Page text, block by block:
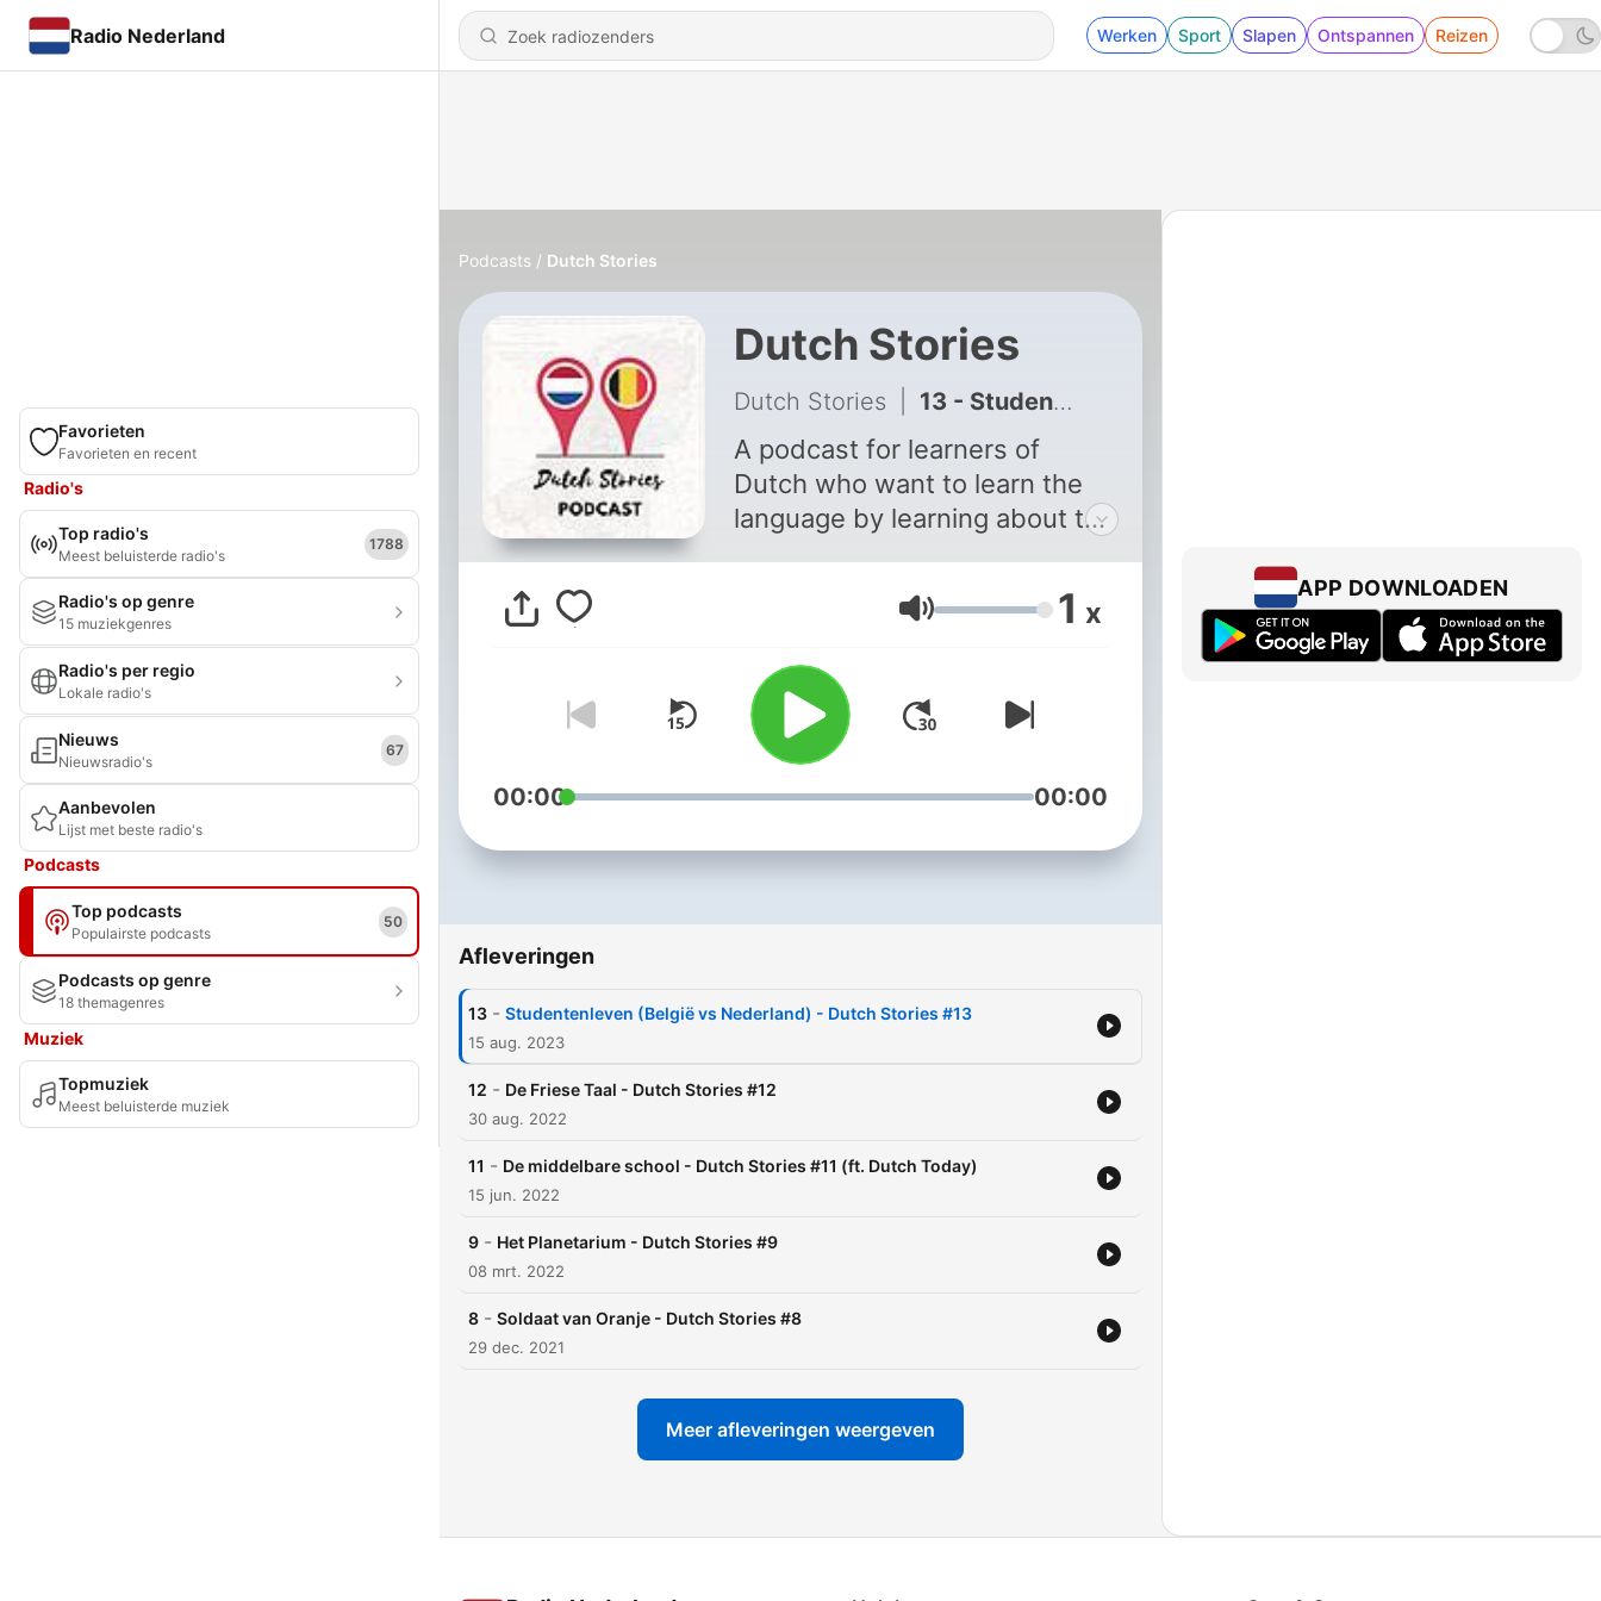
Radio Nederland Werken Sport Slapen Ontspannen Reizen
Favorieten
Favorieten en recent
Radio's
Top radio's
Meest beluisterde radio's
1788
Radio's op genre
15 muziekgenres
Radio's per regio
Lokale radio's
Nieuws
Nieuwsradio's
67
Aanbevolen
Lijst met beste radio's
Podcasts
Top podcasts
Populairste podcasts
50
Podcasts op genre
18 themagenres
Muziek
Topmuziek
Meest beluisterde muziek
Podcasts Dutch Stories
Dutch Stories
Dutch Stories 13 - Studentenleven (België vs Nederland) - Dutch Stories #13
A podcast for learners of
Dutch who want to learn the
language by learning about the
Volume 1 x
00:00 00:00
Afleveringen
13 - Studentenleven (België vs Nederland) - Dutch Stories #13
15 aug. 2023
12 - De Friese Taal - Dutch Stories #12
30 aug. 2022
11 - De middelbare school - Dutch Stories #11 (ft. Dutch Today)
15 jun. 2022
9 - Het Planetarium - Dutch Stories #9
08 mrt. 2022
8 - Soldaat van Oranje - Dutch Stories #8
29 dec. 2021
Meer afleveringen weergeven
APP DOWNLOADEN